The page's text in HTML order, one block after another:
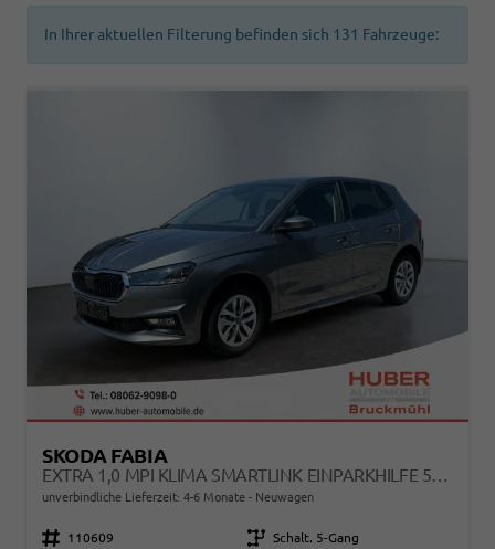
In Ihrer aktuellen Filterung befinden sich 131 Fahrzeuge:
SKODA FABIA
EXTRA 1,0 MPI KLIMA SMARTLINK EINPARKHILFE 5J GARANTIE LED SCHEINWERFER BLUETOOTH
unverbindliche Lieferzeit: 4-6 Monate Neuwagen
Fahrzeugnr. 110609 Getriebe Schalt. 5-Gang